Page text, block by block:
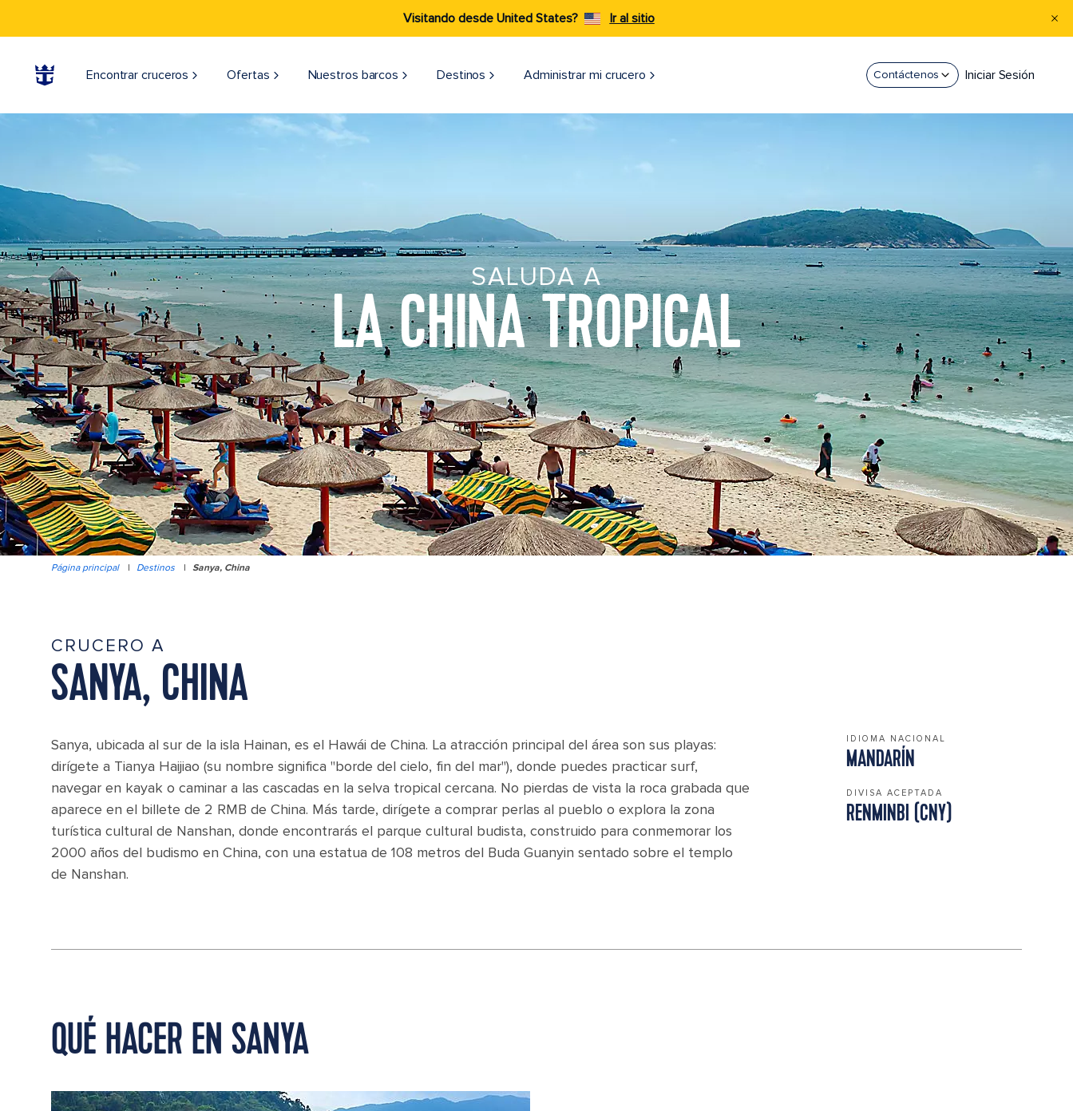
Visitando desde United States? Ir al sitio
Encontrar cruceros Ofertas Nuestros barcos Destinos Administrar mi crucero Contáctenos Iniciar Sesión
SALUDA A
LA CHINA TROPICAL
Página principal | Destinos | Sanya, China
CRUCERO A
SANYA, CHINA
Sanya, ubicada al sur de la isla Hainan, es el Hawái de China. La atracción principal del área son sus playas:
dirígete a Tianya Haijiao (su nombre significa "borde del cielo, fin del mar"), donde puedes practicar surf,
navegar en kayak o caminar a las cascadas en la selva tropical cercana. No pierdas de vista la roca grabada que
aparece en el billete de 2 RMB de China. Más tarde, dirígete a comprar perlas al pueblo o explora la zona
turística cultural de Nanshan, donde encontrarás el parque cultural budista, construido para conmemorar los
2000 años del budismo en China, con una estatua de 108 metros del Buda Guanyin sentado sobre el templo
de Nanshan.
IDIOMA NACIONAL
MANDARÍN
DIVISA ACEPTADA
RENMINBI (CNY)
QUÉ HACER EN SANYA